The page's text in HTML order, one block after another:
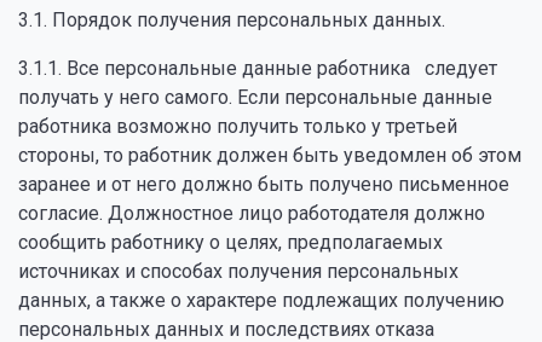
3.1. Порядок получения персональных данных.
3.1.1. Все персональные данные работника следует
получать у него самого. Если персональные данные
работника возможно получить только у третьей
стороны, то работник должен быть уведомлен об этом
заранее и от него должно быть получено письменное
согласие. Должностное лицо работодателя должно
сообщить работнику о целях, предполагаемых
источниках и способах получения персональных
данных, а также о характере подлежащих получению
персональных данных и последствиях отказа